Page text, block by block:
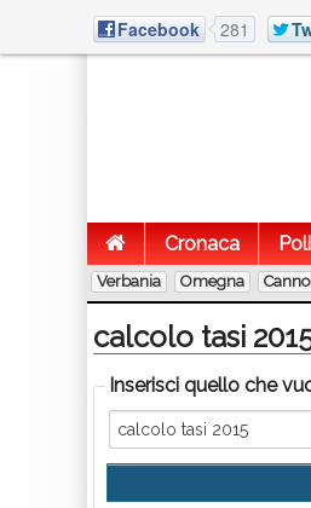
Facebook 281
Cronaca
Verbania Omegna
calcolo tasi
Inserisci quello che